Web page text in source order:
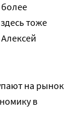
тоже
на рынок
в